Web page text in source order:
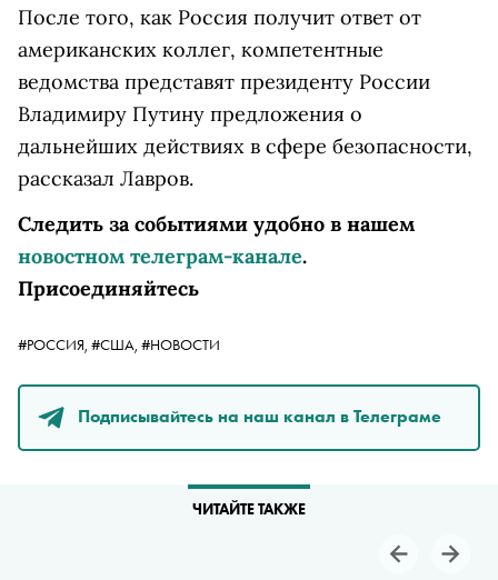
После того, как Россия получит ответ от
американских коллег, компетентные
ведомства представят президенту России
Владимиру Путину предложения о
дальнейших действиях в сфере безопасности,
рассказал Лавров.
Следить за событиями удобно в нашем
новостном телеграм-канале.
Присоединяйтесь
#РОССИЯ, #США, #НОВОСТИ
Подписывайтесь на наш канал в Телеграме
ЧИТАЙТЕ ТАКЖЕ